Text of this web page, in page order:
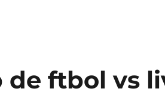
de ftbol vs